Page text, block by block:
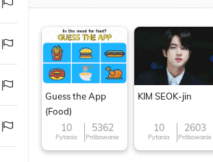
Guess the App
(Food)
10
Pytania
5362
Próbowanie
KIM SEOK-jin
10
Pytania
2603
Próbowanie